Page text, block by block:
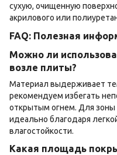
сухую, очищенную
акрилового или
FAQ: Полезная
Можно ли
возле плиты?
Материал выдерживает
рекомендуем избегать
открытым огнем. Для зоны
идеально благодаря
влагостойкости.
Какая площадь